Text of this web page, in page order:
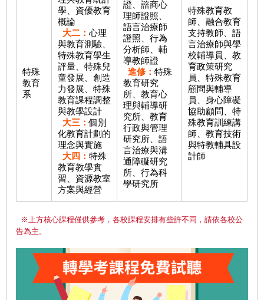
特殊
教育
系
學、資優教育
概論
大二：心理
與教育測驗、
特殊教育學生
評量、特殊兒
童發展、創造
力發展、特殊
教育課程調整
與教學設計
大三：個別
化教育計劃的
理念與實施
大四：特殊
教育教學實
習、資源教室
方案與經營
證、諮商心
理師證照、
語言治療師
證照、行為
分析師、輔
導教師證
進修：特殊
教育研究
所、教育心
理與輔導研
究所、教育
行政與管理
研究所、語
言治療與溝
通障礙研究
所、行為科
學研究所
特殊教育教
師、融合教育
支持教師、語
言治療師與學
校輔導員、教
育政策研究
員、特殊教育
顧問與輔導
員、身心障礙
協助顧問、特
殊教育訓練講
師、教育技術
與特教輔具設
計師
※上方核心課程僅供參考，各校課程安排有些許不同，請依各校公
告為主。